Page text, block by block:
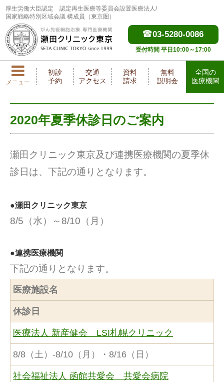
厚生労働大臣認定
認定再生医療等委員会設置医療法人/
国家戦略特別区域会議 構成員（東京圏）
03-5280-0086
受付時間 平日10:00～17:00
メニュー
初診
予約
交通
アクセス
資料
請求
無料
説明会
全国の
医療機関
2020年夏季休診日のご案内
瀬田クリニック東京及び連携医療機関の夏季休
診日は、下記の通りとなります。
●瀬田クリニック東京
8/5（水）～8/10（月）
●連携医療機関
下記の通りとなります。
医療施設名
休診日
医療法人 新産健会 LSI札幌クリニック
8/8（土）-8/10（月）・8/16（日）
社会福祉法人 函館共愛会 共愛会病院